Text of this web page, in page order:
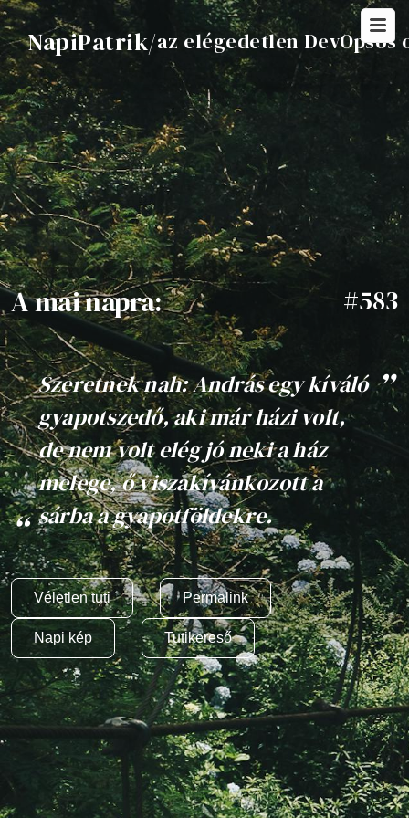
NapiPatrik/az elégedetlen DevOpsos
#583
A mai napra:
Szeretnek nah: András egy kíváló
gyapotszedő, aki már házi volt,
de nem volt elég jó neki a ház
melege, ő viszakívánkozott a
sárba a gyapotföldekre.
Véletlen tuti Permalink
Napi kép Tutikereső